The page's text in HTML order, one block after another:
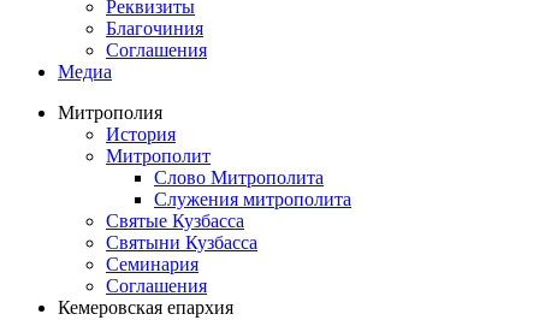
Реквизиты
Благочиния
Соглашения
Медиа
Митрополия
История
Митрополит
Слово Митрополита
Служения митрополита
Святые Кузбасса
Святыни Кузбасса
Семинария
Соглашения
Кемеровская епархия